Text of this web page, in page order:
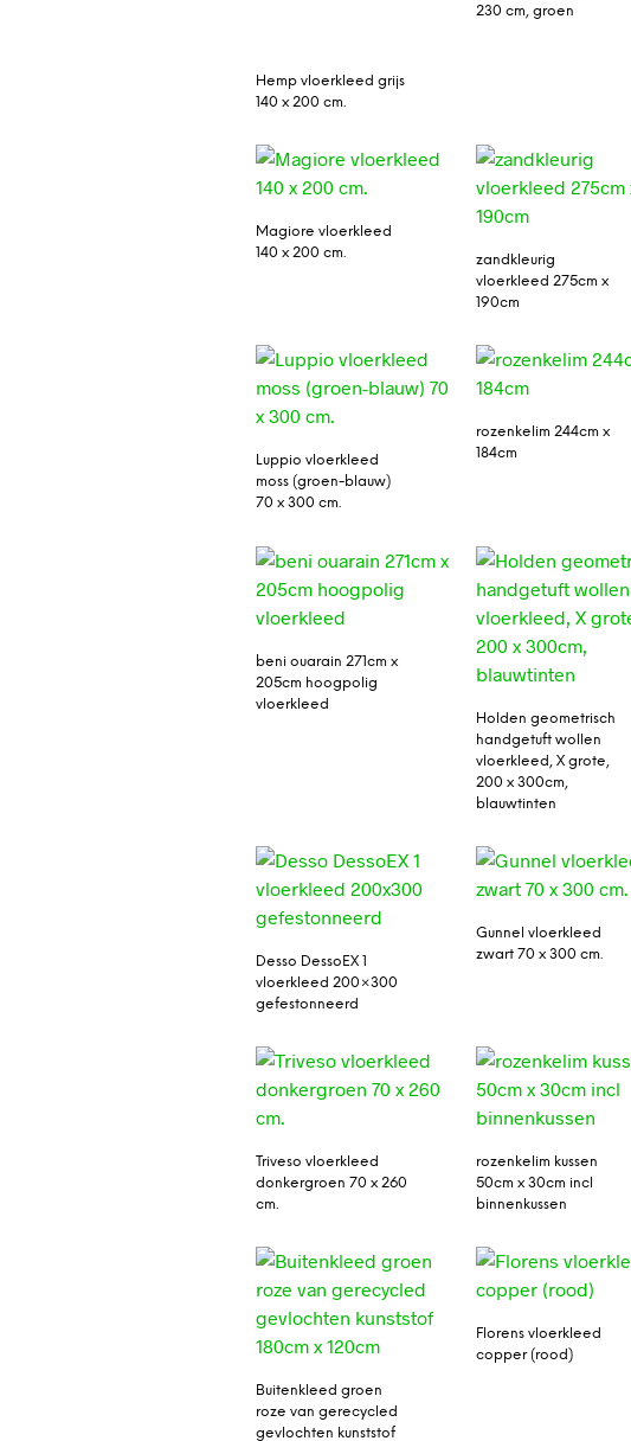
Hemp vloerkleed grijs
140 x 200 cm.
230 cm, groen
Magiore vloerkleed
140 x 200 cm.
zandkleurig
vloerkleed 275cm x
190cm
Luppio vloerkleed
moss (groen-blauw)
70 x 300 cm.
rozenkelim 244cm x
184cm
beni ouarain 271cm x
205cm hoogpolig
vloerkleed
Holden geometrisch
handgetuft wollen
vloerkleed, X grote,
200 x 300cm,
blauwtinten
Desso DessoEX 1
vloerkleed 200×300
gefestonneerd
Gunnel vloerkleed
zwart 70 x 300 cm.
Triveso vloerkleed
donkergroen 70 x 260
cm.
rozenkelim kussen
50cm x 30cm incl
binnenkussen
Buitenkleed groen
roze van gerecycled
gevlochten kunststof
Florens vloerkleed
copper (rood)